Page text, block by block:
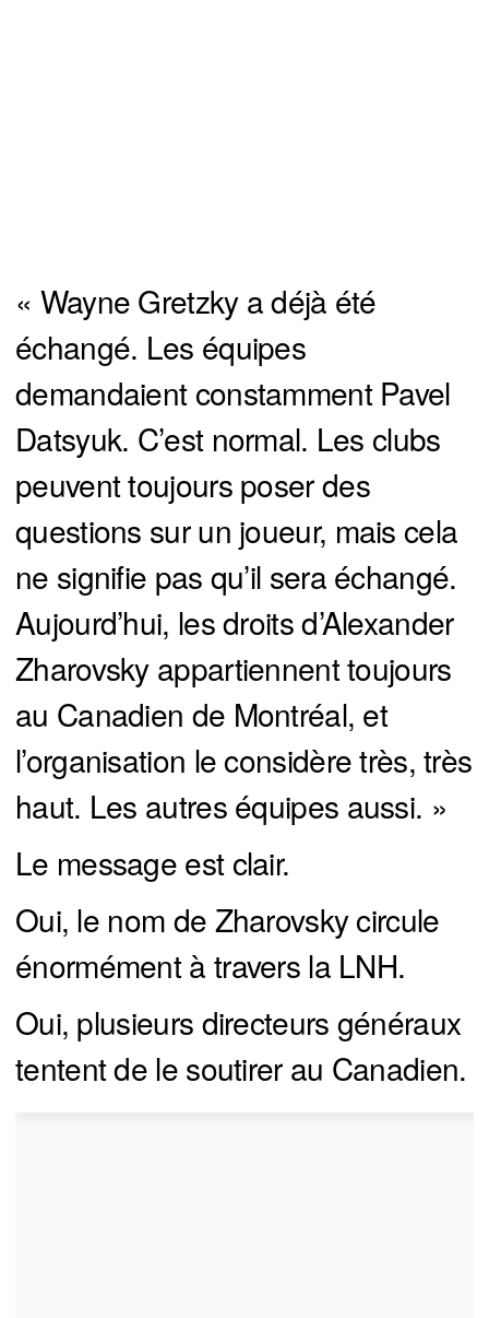
« Wayne Gretzky a déjà été
échangé. Les équipes
demandaient constamment Pavel
Datsyuk. C’est normal. Les clubs
peuvent toujours poser des
questions sur un joueur, mais cela
ne signifie pas qu’il sera échangé.
Aujourd’hui, les droits d’Alexander
Zharovsky appartiennent toujours
au Canadien de Montréal, et
l’organisation le considère très, très
haut. Les autres équipes aussi. »
Le message est clair.
Oui, le nom de Zharovsky circule
énormément à travers la LNH.
Oui, plusieurs directeurs généraux
tentent de le soutirer au Canadien.